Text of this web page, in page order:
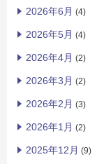
2026年6月 (4)
2026年5月 (4)
2026年4月 (2)
2026年3月 (2)
2026年2月 (3)
2026年1月 (2)
2025年12月 (9)